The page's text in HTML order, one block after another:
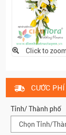
Click to
CƯỚC PHÍ
Tỉnh/ Thành phố